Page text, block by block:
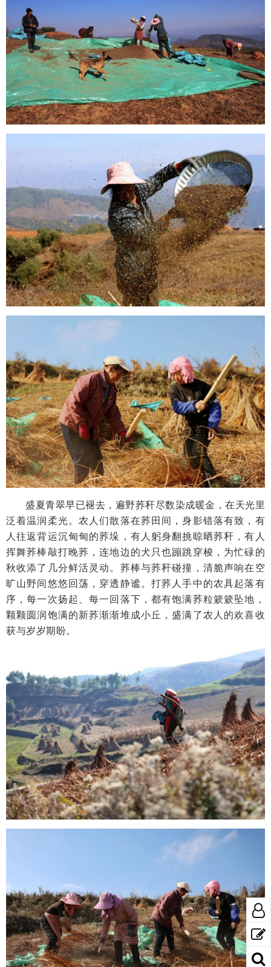
盛夏青翠早已褪去，遍野荞秆尽数染成暖金，在天光里
泛着温润柔光。农人们散落在荞田间，身影错落有致，有
人往返背运沉甸甸的荞垛，有人躬身翻挑晾晒荞秆，有人
挥舞荞棒敲打晚荞，连地边的犬只也蹦跳穿梭，为忙碌的
秋收添了几分鲜活灵动。荞棒与荞秆碰撞，清脆声响在空
旷山野间悠悠回荡，穿透静谧。打荞人手中的农具起落有
序，每一次扬起、每一回落下，都有饱满荞粒簌簌坠地，
颗颗圆润饱满的新荞渐渐堆成小丘，盛满了农人的欢喜收
获与岁岁期盼。